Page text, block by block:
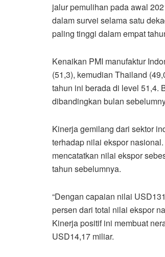
jalur pemulihan pada awal
dalam survei selama satu
paling tinggi dalam empat
Kenaikan PMI manufaktur
(51,3), kemudian Thailand
tahun ini berada di level 51,4.
dibandingkan bulan
Kinerja gemilang dari sektor
terhadap nilai ekspor
mencatatkan nilai ekspor
tahun sebelumnya.
“Dengan capaian nilai
persen dari total nilai ekspor
Kinerja positif ini membuat
USD14,17 miliar.